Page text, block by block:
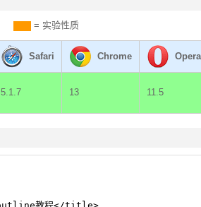
= 实验性质
Safari Chrome Opera
5.1.7 13
11.5